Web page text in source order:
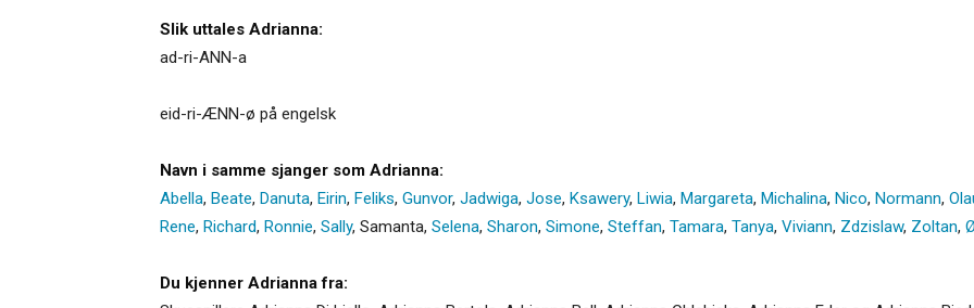
Slik uttales Adrianna:
ad-ri-ANN-a
eid-ri-ÆNN-ø på engelsk
Navn i samme sjanger som Adrianna:
Abella, Beate, Danuta, Eirin, Feliks, Gunvor, Jadwiga, Jose, Ksawery, Liwia, Margareta, Michalina, Nico, Normann,
Rene, Richard, Ronnie, Sally, Samanta, Selena, Sharon, Simone, Steffan, Tamara, Tanya, Viviann, Zdzislaw, Zoltan,
Du kjenner Adrianna fra: